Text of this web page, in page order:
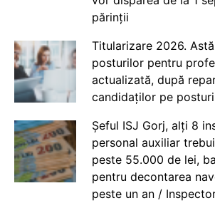
părinții
Titularizare 2026.
posturilor pentru
actualizată, după
candidaților pe
Șeful ISJ Gorj, alți 8
personal auxiliar
peste 55.000 de lei,
pentru decontarea
peste un an /